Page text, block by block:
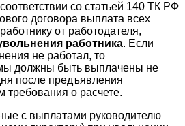
со статьей 140 ТК РФ
договора выплата всех
от работодателя,
работника. Если
не работал, то
должны быть выплачены не
после предъявления
требования о расчете.
с выплатами руководителю